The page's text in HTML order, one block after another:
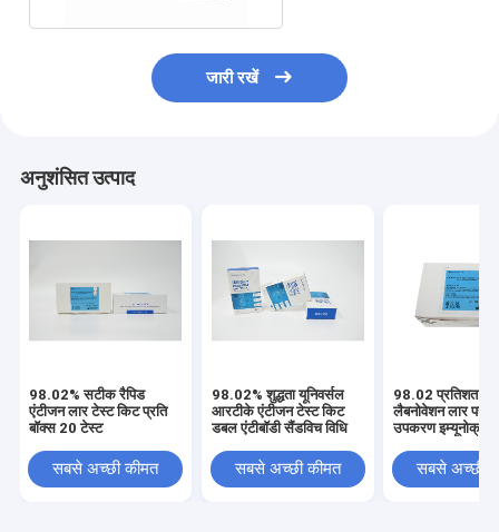
जारी रखें
अनुशंसित उत्पाद
98.02% सटीक रैपिड
एंटीजन लार टेस्ट किट प्रति
बॉक्स 20 टेस्ट
सबसे अच्छी कीमत
98.02% शुद्धता यूनिवर्सल
आरटीके एंटीजन टेस्ट किट
डबल एंटीबॉडी सैंडविच विधि
सबसे अच्छी कीमत
98.02 प्रतिशत
लैबनोवेशन लार
उपकरण
सबसे अच्छी